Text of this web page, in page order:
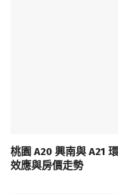
桃園 A20 興南與 A21
效應與房價走勢